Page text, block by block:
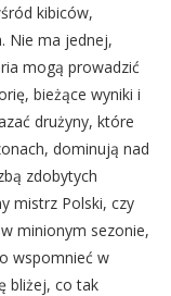
kibiców,
Nie ma jednej,
mogą prowadzić
bieżące wyniki i
drużyny, które
dominują nad
zdobytych
mistrz Polski, czy
minionym sezonie,
wspomnieć w
bliżej, co tak